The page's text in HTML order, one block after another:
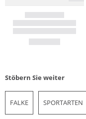
Stöbern Sie weiter
FALKE SPORTARTEN